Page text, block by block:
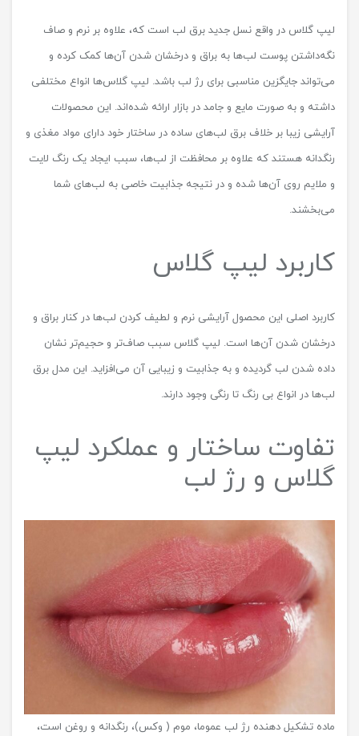
لیپ گلاس در واقع نسل جدید برق لب است که، علاوه بر نرم و صاف
نگه‌داشتن پوست لب‌ها به براق و درخشان شدن آن‌ها کمک کرده و
می‌تواند جایگزین مناسبی برای رژ لب باشد. لیپ گلاس‌ها انواع مختلفی
داشته و به صورت مایع و جامد در بازار ارائه شده‌اند. این محصولات
آرایشی زیبا بر خلاف برق لب‌های ساده در ساختار خود دارای مواد مغذی و
رنگدانه هستند که علاوه بر محافظت از لب‌ها، سبب ایجاد یک رنگ لایت
و ملایم روی آن‌ها شده و در نتیجه جذابیت خاصی به لب‌های شما
می‌بخشند.
کاربرد لیپ گلاس
کاربرد اصلی این محصول آرایشی نرم و لطیف کردن لب‌ها در کنار براق و
درخشان شدن آن‌ها است. لیپ گلاس سبب صاف‌تر و حجیم‌تر نشان
داده شدن لب گردیده و به جذابیت و زیبایی آن‌ می‌افزاید. این مدل برق
لب‌ها در انواع بی رنگ تا رنگی وجود دارند.
تفاوت ساختار و عملکرد لیپ
گلاس و رژ لب
ماده تشکیل دهنده رژ لب‌ عموما، موم ( وکس)، رنگدانه و روغن است،